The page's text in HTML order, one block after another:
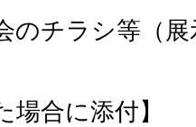
のチラシ等（
場合に添付】